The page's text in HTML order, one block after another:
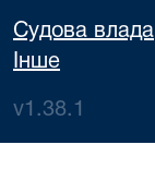
Судова влада
Інше
v1.38.1